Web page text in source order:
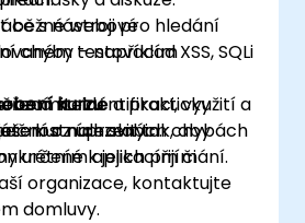
běžné webové
chyby – například XSS, SQLi
a prakticky
o nalezených chybách
určené k jejich přijímání.
s nástroji pro hledání
testovacím
na identifikaci, využití a
slabin.
kurzu
kurz upravit tak, aby
aplikacím či
organizace, kontaktujte
domluvy.